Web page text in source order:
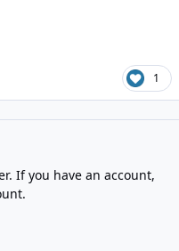
1
If you have an account,